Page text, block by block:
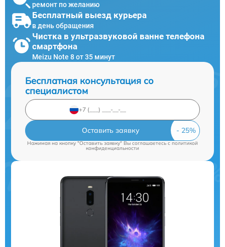
ремонт по желанию
Бесплатный выезд курьера
в день обращения
Чистка в ультразвуковой ванне телефона
смартфона
Meizu Note 8 от 35 минут
Бесплатная консультация со
специалистом
Оставить заявку
Нажимая на кнопку "Оставить заявку" Вы соглашаетесь cполитикой
конфиденциальности